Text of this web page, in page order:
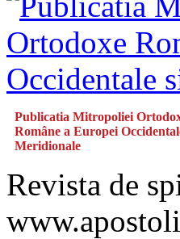
Publicatia Mitropoliei
Române a Europei
Meridionale
Revista de